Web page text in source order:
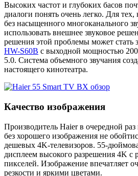
Высоких частот и глубоких басов
диалоги понять очень легко. Для тех,
без насыщенного многоканального
использовать внешнее звуковое
решения этой проблемы может стать
HW-S60B с выходной мощностью
5.0. Система объемного звучания
настоящего кинотеатра.
Качество изображения
Производитель Haier в очередной раз
без хорошего изображения не
дешевых 4K-телевизоров. 55-
дисплеем высокого разрешения 4K с
пикселей. Изображение впечатляет
резкости и яркими цветами.